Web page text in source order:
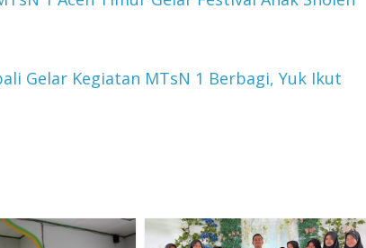
Gelar Kegiatan MTsN 1 Berbagi, Yuk Ikut